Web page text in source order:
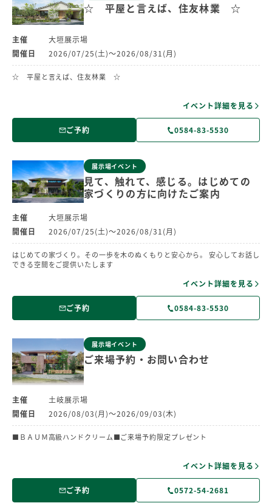
☆ 平屋と言えば、住友林業 ☆
主催
大垣展示場
開催日
2026/07/25(土)～2026/08/31(月)
☆ 平屋と言えば、住友林業 ☆
イベント詳細を見る
ご予約 0584-83-5530
展示場イベント
見て、触れて、感じる。はじめての
家づくりの方に向けたご案内
主催
大垣展示場
開催日
2026/07/25(土)～2026/08/31(月)
はじめての家づくり。その一歩を木のぬくもりと安心から。 安心してお話し
できる空間をご提供いたします
イベント詳細を見る
ご予約 0584-83-5530
展示場イベント
ご来場予約・お問い合わせ
主催
土岐展示場
開催日
2026/08/03(月)～2026/09/03(木)
■ＢＡＵＭ高級ハンドクリーム■ご来場予約限定プレゼント
イベント詳細を見る
ご予約 0572-54-2681